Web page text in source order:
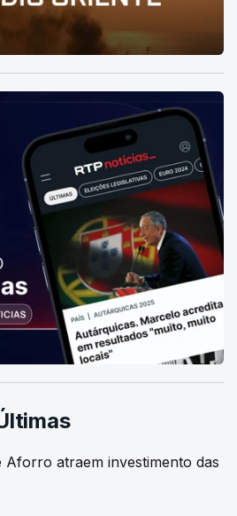
Aforro atraem investimento das